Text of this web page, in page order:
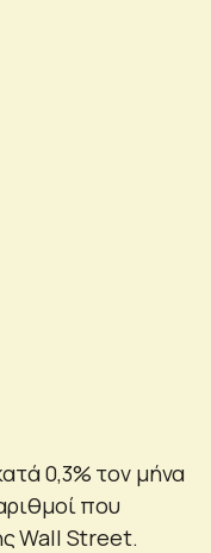
0,3% τον μήνα
που
Wall Street.